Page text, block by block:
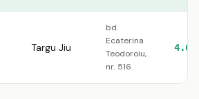
Targu Jiu
bd.
Ecaterina
Teodoroiu,
nr. 516
4.60